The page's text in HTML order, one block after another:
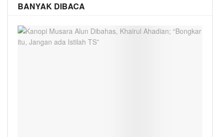
BANYAK DIBACA